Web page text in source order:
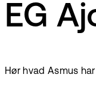
EG
Hør hvad Asmus